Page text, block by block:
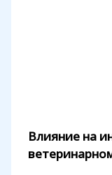
Влияние на